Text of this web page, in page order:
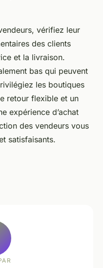
vérifiez leur
des clients
et la livraison.
bas qui peuvent
les boutiques
retour flexible et un
expérience d’achat
des vendeurs vous
satisfaisants.